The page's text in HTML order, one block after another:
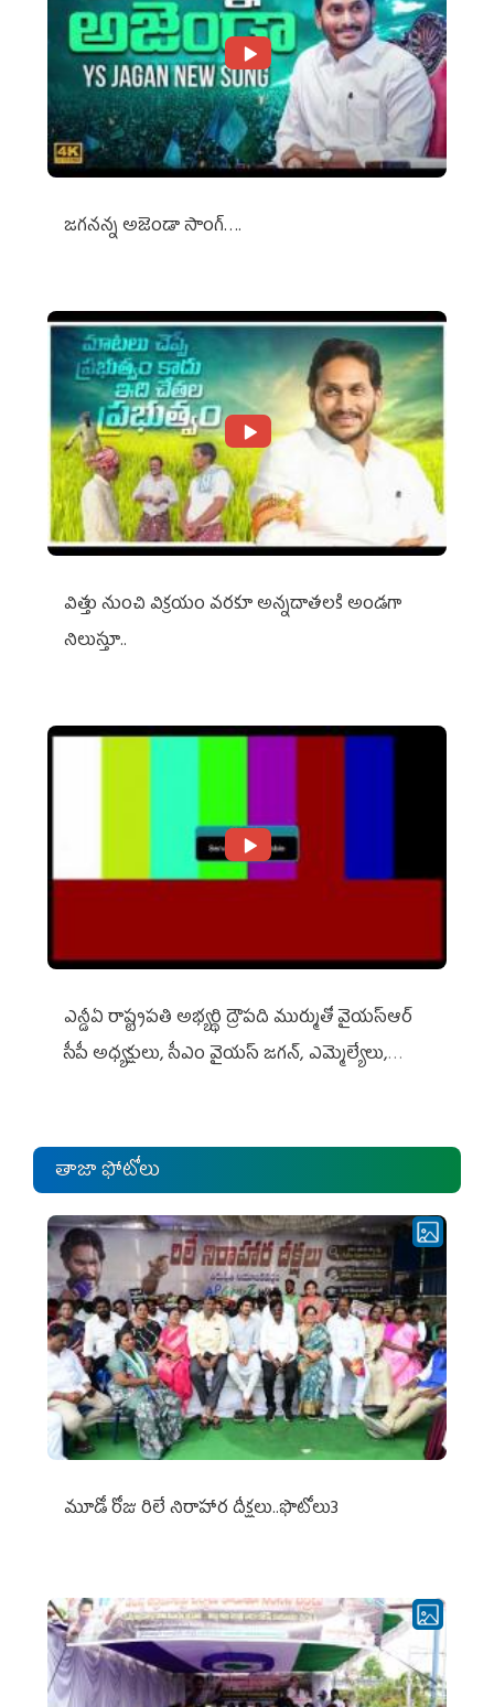
జగనన్న అజెండా సాంగ్….
విత్తు నుంచి విక్రయం వరకూ అన్నదాతలకి అండగా
నిలుస్తూ..
ఎన్డీఏ రాష్ట్ర‌ప‌తి అభ్య‌ర్థి ద్రౌప‌ది ముర్ముతో వైయ‌స్ఆర్
సీపీ అధ్య‌క్షులు, సీఎం వైయ‌స్ జ‌గ‌న్, ఎమ్మెల్యేలు,
తాజా ఫోటోలు
మూడో రోజు రిలే నిరాహార దీక్షలు..ఫొటోలు3